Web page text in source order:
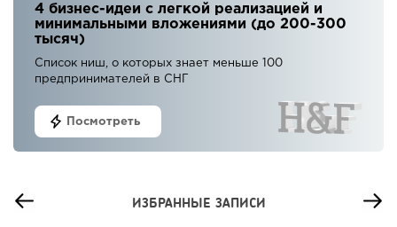
4 бизнес-идеи с легкой реализацией и
минимальными вложениями (до 200-300
тысяч)
Список ниш, о которых знает меньше 100
предпринимателей в СНГ
Посмотреть
ИЗБРАННЫЕ ЗАПИСИ